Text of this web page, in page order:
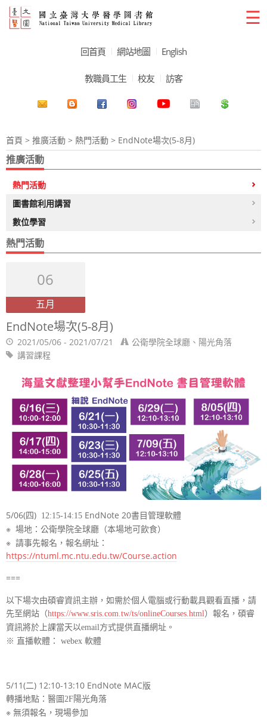
☰
回首頁 網站地圖 English
教職員工生 校友 訪客
首頁 > 推廣活動 > 熱門活動 > EndNote場次(5-8月)
推廣活動
熱門活動
圖書館利用講習
數位學習
熱門活動
06
五月
EndNote場次(5-8月)
2021/05/06 - 2021/07/21
公衛學院全球廳、陽光角落
講習課程
5/06(四) 12:15-14:15 EndNote 20書目管理軟體
※ 場地： 公衛學院全球廳（本場地可飲食）
※ 請事先報名，報名網址：
https://ntuml.mc.ntu.edu.tw/Course.action
===
以下場次由碩睿資訊主辦，如需於個人電腦或行動載具觀看直播，請
先至網站（https://www.sris.com.tw/ts/onlineCourses.html ） 報名，碩睿
資訊將於上課當天以email方式提供直播網址。
※ 直播軟體： webex 軟體
5/11(二) 12:10-13:10 EndNote MAC版
轉播地點：醫圖2F陽光角落
※ 無須報名，現場參加